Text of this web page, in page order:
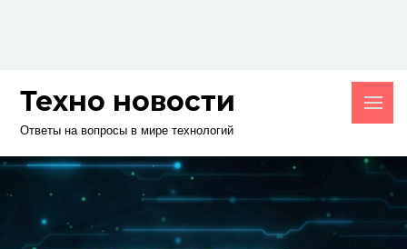
Техно новости
Ответы на вопросы в мире технологий